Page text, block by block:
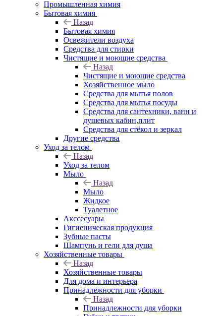
Промышленная химия
Бытовая химия
Назад
Бытовая химия
Освежители воздуха
Средства для стирки
Чистящие и моющие средства
Назад
Чистящие и моющие средства
Хозяйственное мыло
Средства для мытья полов
Средства для мытья посуды
Средства для сантехники, ванн и
душевых кабин,плит
Средства для стёкол и зеркал
Другие средства
Уход за телом
Назад
Уход за телом
Мыло
Назад
Мыло
Жидкое
Туалетное
Акссесуары
Гигиеническая продукция
Зубные пасты
Шампунь и гели для душа
Хозяйственные товары
Назад
Хозяйственные товары
Для дома и интерьера
Принадлежности для уборки
Назад
Принадлежности для уборки